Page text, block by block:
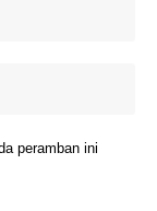
peramban ini